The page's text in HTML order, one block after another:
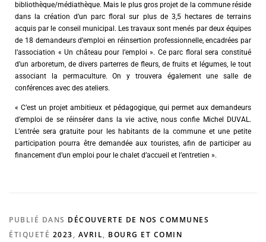
bibliothèque/médiathèque. Mais le plus gros projet de la commune réside
dans la création d’un parc floral sur plus de 3,5 hectares de terrains
acquis par le conseil municipal. Les travaux sont menés par deux équipes
de 18 demandeurs d’emploi en réinsertion professionnelle, encadrées par
l’association « Un château pour l’emploi ». Ce parc floral sera constitué
d’un arboretum, de divers parterres de fleurs, de fruits et légumes, le tout
associant la permaculture. On y trouvera également une salle de
conférences avec des ateliers.
« C’est un projet ambitieux et pédagogique, qui permet aux demandeurs
d’emploi de se réinsérer dans la vie active, nous confie Michel DUVAL.
L’entrée sera gratuite pour les habitants de la commune et une petite
participation pourra être demandée aux touristes, afin de participer au
financement d’un emploi pour le chalet d’accueil et l’entretien ».
PUBLIÉ DANS DÉCOUVERTE DE NOS COMMUNES
ÉTIQUETÉ 2023, AVRIL, BOURG ET COMIN